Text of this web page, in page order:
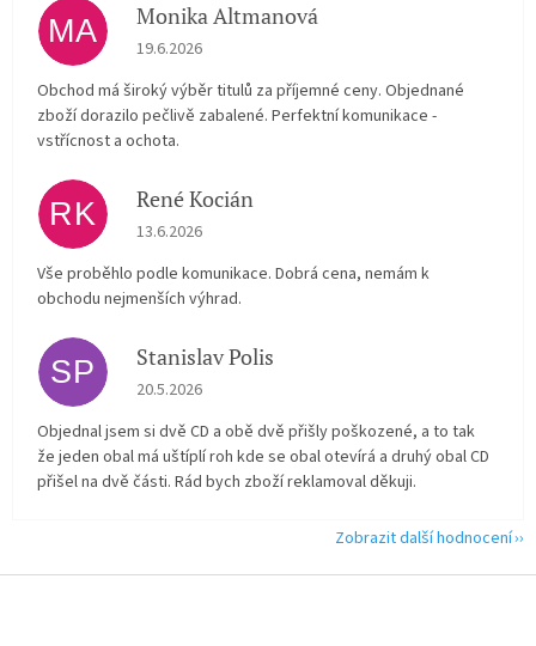
MA Monika Altmanová
Hodnocení obchodu je 5 z 5 hvězdiček.
19.6.2026
Obchod má široký výběr titulů za příjemné ceny. Objednané
zboží dorazilo pečlivě zabalené. Perfektní komunikace -
vstřícnost a ochota.
RK René Kocián
Hodnocení obchodu je 5 z 5 hvězdiček.
13.6.2026
Vše proběhlo podle komunikace. Dobrá cena, nemám k
obchodu nejmenších výhrad.
SP Stanislav Polis
Hodnocení obchodu je 2 z 5 hvězdiček.
20.5.2026
Objednal jsem si dvě CD a obě dvě přišly poškozené, a to tak
že jeden obal má uštíplí roh kde se obal otevírá a druhý obal CD
přišel na dvě části. Rád bych zboží reklamoval děkuji.
Zobrazit další hodnocení
Z